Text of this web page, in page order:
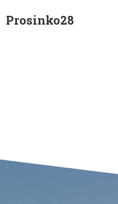
Prosinko28